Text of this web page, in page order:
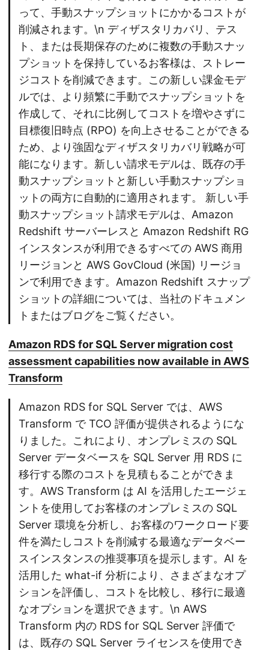
って、手動スナップショットにかかるコストが
削減されます。\n ディザスタリカバリ、テス
ト、または長期保存のために複数の手動スナッ
プショットを保持しているお客様は、ストレー
ジコストを削減できます。この新しい課金モデ
ルでは、より頻繁に手動でスナップショットを
作成して、それに比例してコストを増やさずに
目標復旧時点 (RPO) を向上させることができる
ため、より強固なディザスタリカバリ戦略が可
能になります。新しい請求モデルは、既存の手
動スナップショットと新しい手動スナップショ
ットの両方に自動的に適用されます。 新しい手
動スナップショット請求モデルは、Amazon
Redshift サーバーレスと Amazon Redshift RG
インスタンスが利用できるすべての AWS 商用
リージョンと AWS GovCloud (米国) リージョ
ンで利用できます。Amazon Redshift スナップ
ショットの詳細については、当社のドキュメン
トまたはブログをご覧ください。
Amazon RDS for SQL Server migration cost
assessment capabilities now available in AWS
Transform
Amazon RDS for SQL Server では、AWS
Transform で TCO 評価が提供されるようにな
りました。これにより、オンプレミスの SQL
Server データベースを SQL Server 用 RDS に
移行する際のコストを見積もることができま
す。AWS Transform は AI を活用したエージェ
ントを使用してお客様のオンプレミスの SQL
Server 環境を分析し、お客様のワークロード要
件を満たしコストを削減する最適なデータベー
スインスタンスの推奨事項を提示します。AI を
活用した what-if 分析により、さまざまなオプ
ションを評価し、コストを比較し、移行に最適
なオプションを選択できます。\n AWS
Transform 内の RDS for SQL Server 評価で
は、既存の SQL Server ライセンスを使用でき